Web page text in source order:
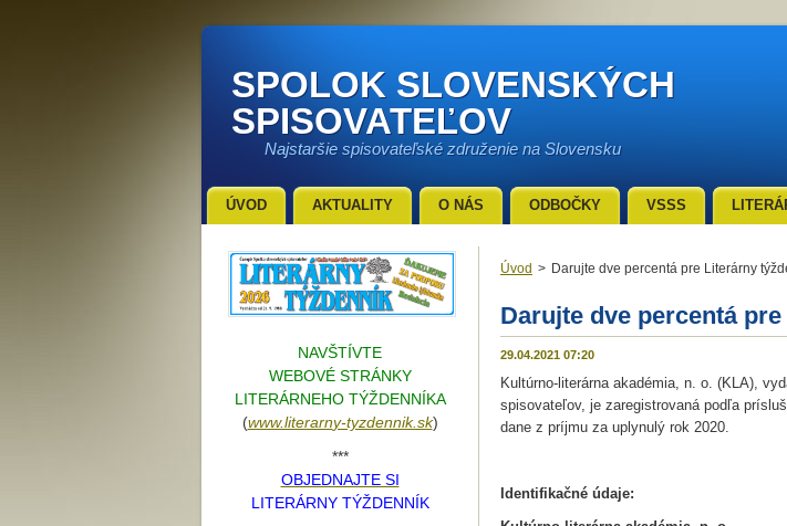
SPOLOK SLOVENSKÝCH
SPISOVATEĽOV
Najstaršie spisovateľské združenie na Slovensku
Úvod > Darujte dve percentá pre Literárny
Darujte dve percentá
29.04.2021 07:20
Kultúrno-literárna akadémia, n. o. (KLA),
spisovateľov, je zaregistrovaná podľa
dane z príjmu za uply­nulý rok 2020.
Identifikačné údaje:
NAVŠTÍVTE
WEBOVÉ STRÁNKY
LITERÁRNEHO TÝŽDENNÍKA
(www.literarny-tyzdennik.sk)
***
OBJEDNAJTE SI
LITERÁRNY TÝŽDENNÍK
ÚVOD AKTUALITY O NÁS ODBOČKY VSSS